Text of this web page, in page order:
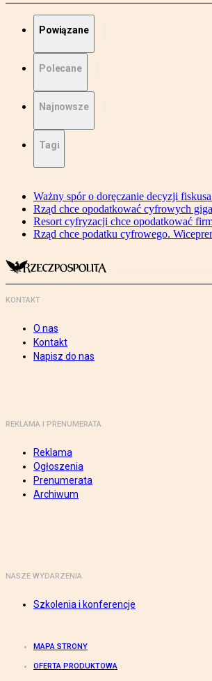
Powiązane
Polecane
Najnowsze
Tagi
Ważny spór o doręczanie decyzji
Rząd chce opodatkować cyfrowych
Resort cyfryzacji chce opodatkować
Rząd chce podatku cyfrowego.
KONTAKT
O nas
Kontakt
Napisz do nas
REKLAMA I PRENUMERATA
Reklama
Ogłoszenia
Prenumerata
Archiwum
NASZE WYDARZENIA
Szkolenia i konferencje
MAPA STRONY
OFERTA PRODUKTOWA